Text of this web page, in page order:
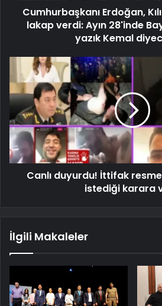
Cumhurbaşkanı Erdoğan,
lakap verdi: Ayın 28'inde
yazık Kemal
Canlı duyurdu! İttifak
istediği karara
İlgili Makaleler